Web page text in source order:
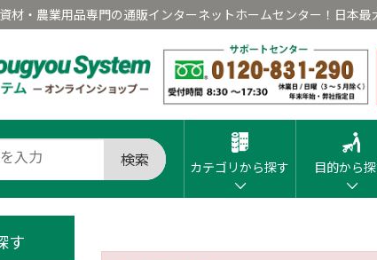
材・農業用品専門の通販インターネットホームセンター！日本最
検索 カテゴリから探す 目的から
す